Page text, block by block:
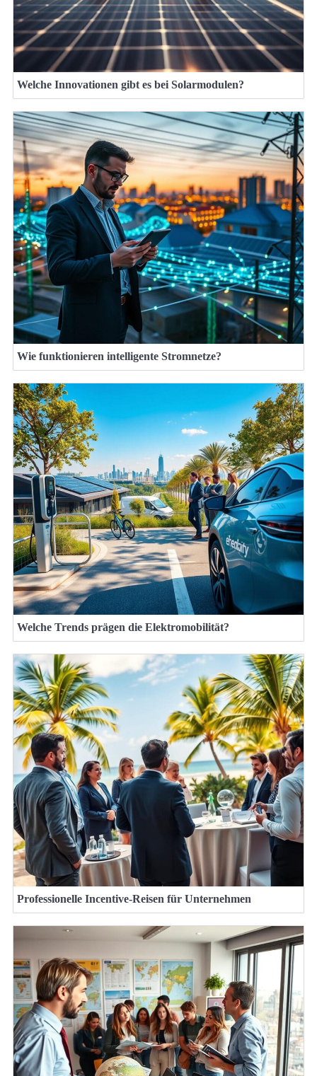
Welche Innovationen gibt es bei Solarmodulen?
Wie funktionieren intelligente Stromnetze?
Welche Trends prägen die Elektromobilität?
Professionelle Incentive-Reisen für Unternehmen